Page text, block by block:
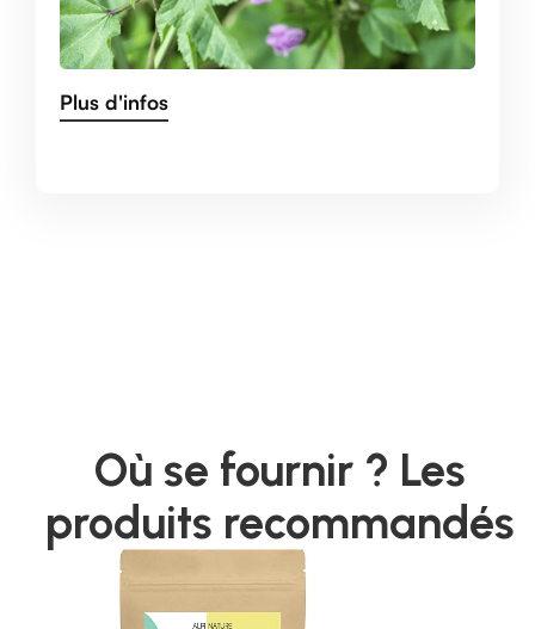
Plus d'infos
Où se fournir ? Les
produits recommandés